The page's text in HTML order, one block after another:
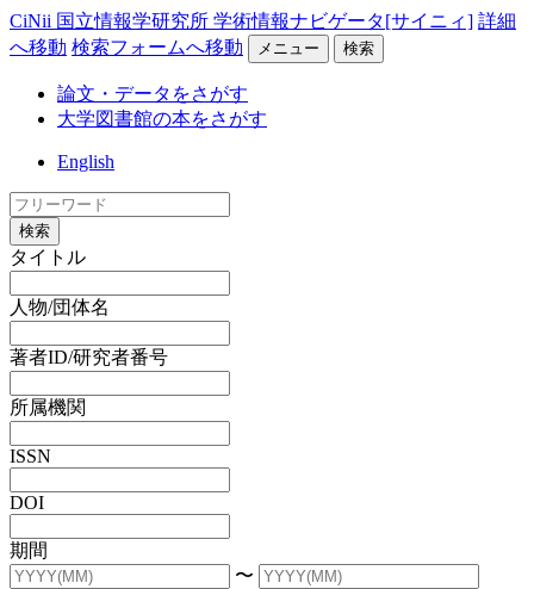
CiNii 国立情報学研究所 学術情報ナビゲータ[サイニィ] 詳細
へ移動 検索フォームへ移動 メニュー 検索
論文・データをさがす
大学図書館の本をさがす
English
検索
タイトル
人物/団体名
著者ID/研究者番号
所属機関
ISSN
DOI
期間
〜